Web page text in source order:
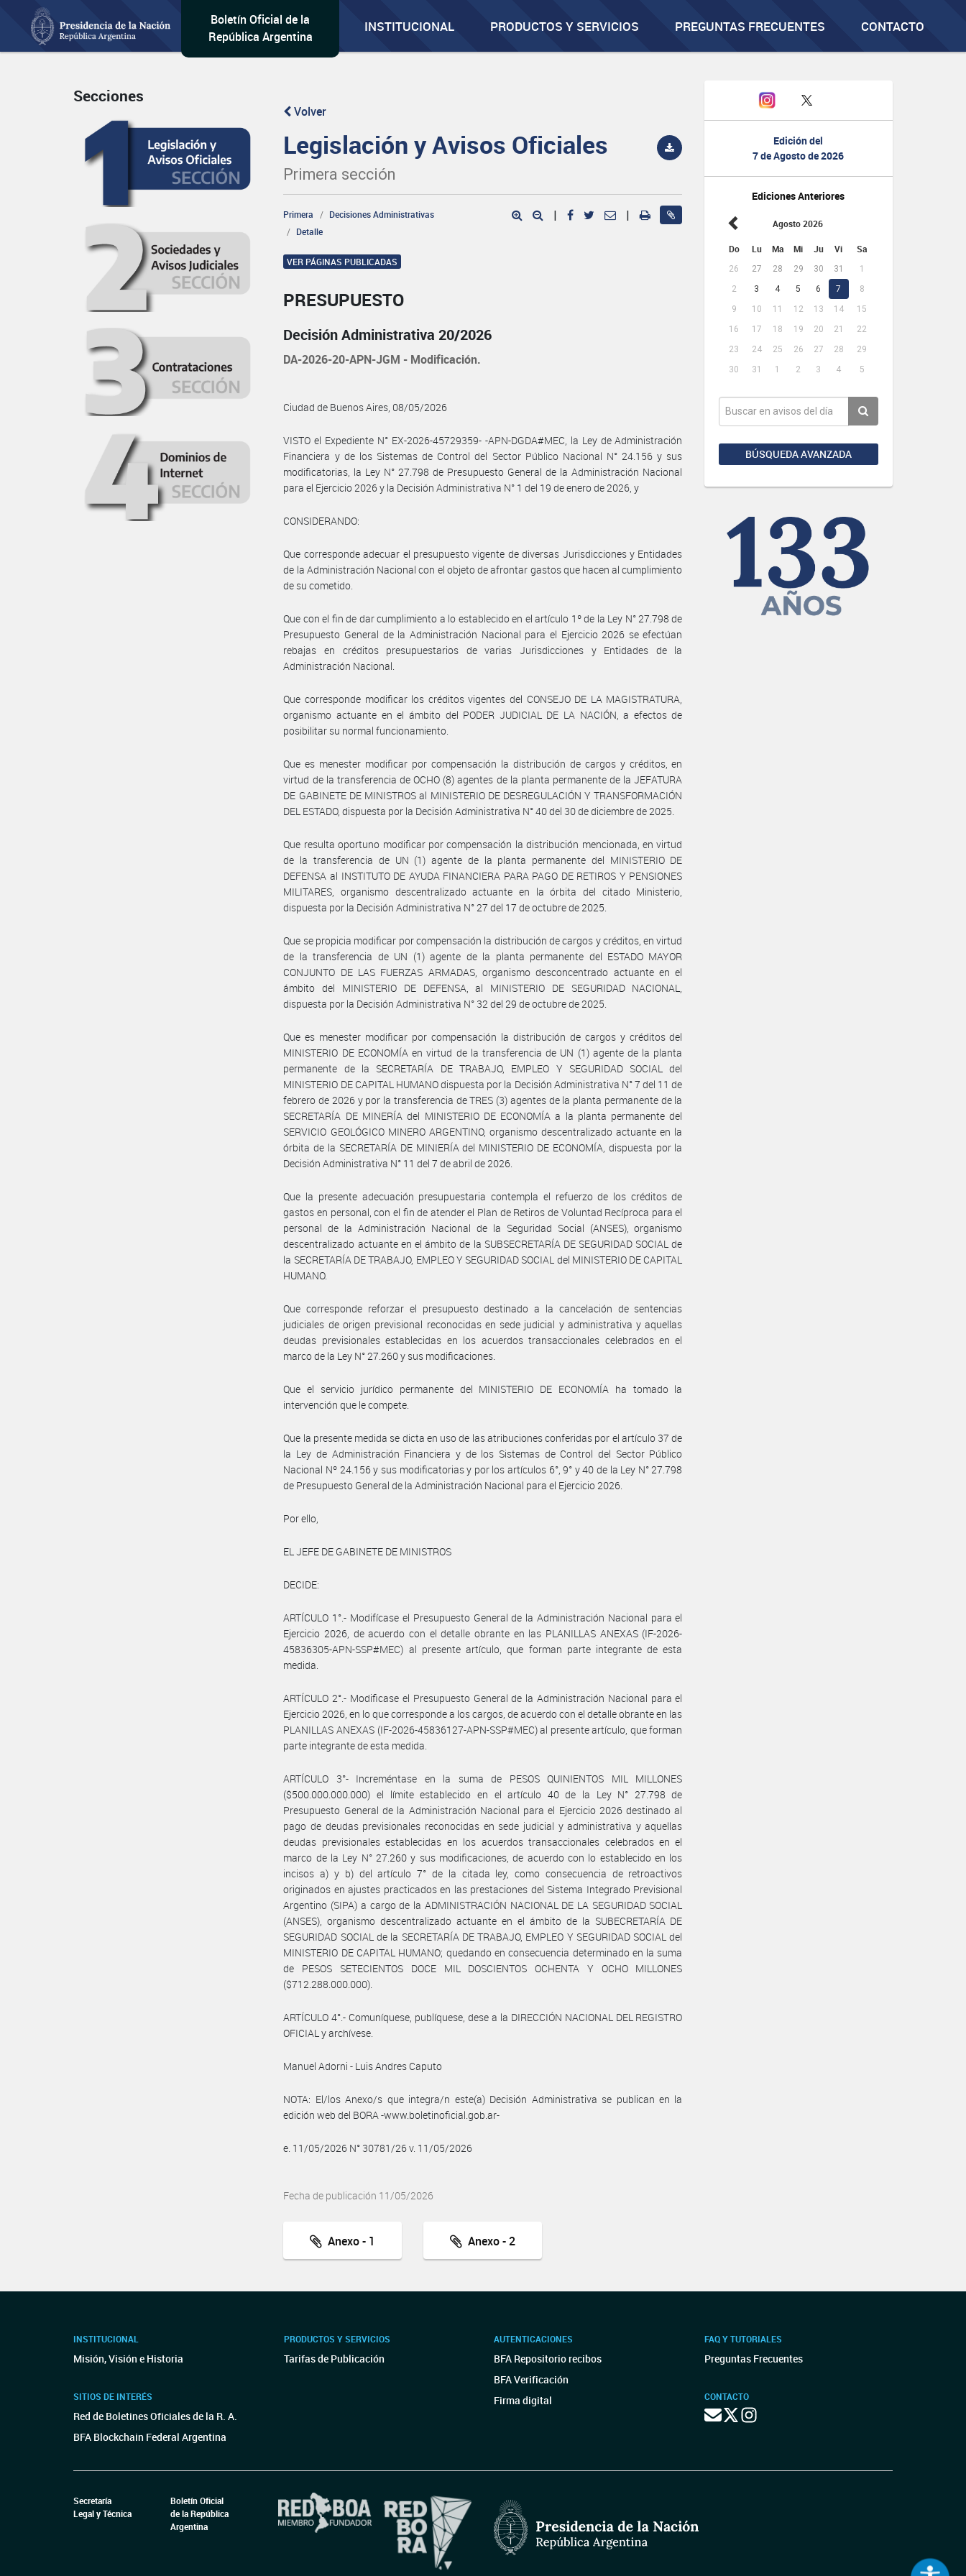
Boletín Oficial de la
República Argentina
INSTITUCIONAL PRODUCTOS Y SERVICIOS PREGUNTAS FRECUENTES CONTACTO
Edición del
7 de Agosto de 2026
Ediciones Anteriores
Agosto 2026
Do Lu Ma Mi Ju Vi Sa
26 27 28 29 30 31
1
2
3 4 5 6 7
8
9
10 11 12 13 14
15
16
17 18 19 20 21
22
23
24 25 26 27 28
29
30
31 1 2 3 4 5
BÚSQUEDA AVANZADA
Secciones
Volver
Legislación y Avisos Oficiales
Primera sección
Primera
Decisiones Administrativas
Detalle
| |
VER PÁGINAS PUBLICADAS
PRESUPUESTO
Decisión Administrativa 20/2026
DA-2026-20-APN-JGM - Modificación.
Ciudad de Buenos Aires, 08/05/2026
VISTO el Expediente N° EX-2026-45729359- -APN-DGDA#MEC, la Ley de Administración
Financiera y de los Sistemas de Control del Sector Público Nacional N° 24.156 y sus
modificatorias, la Ley N° 27.798 de Presupuesto General de la Administración Nacional
para el Ejercicio 2026 y la Decisión Administrativa N° 1 del 19 de enero de 2026, y
CONSIDERANDO:
Que corresponde adecuar el presupuesto vigente de diversas Jurisdicciones y Entidades
de la Administración Nacional con el objeto de afrontar gastos que hacen al cumplimiento
de su cometido.
Que con el fin de dar cumplimiento a lo establecido en el artículo 1º de la Ley N° 27.798 de
Presupuesto General de la Administración Nacional para el Ejercicio 2026 se efectúan
rebajas en créditos presupuestarios de varias Jurisdicciones y Entidades de la
Administración Nacional.
Que corresponde modificar los créditos vigentes del CONSEJO DE LA MAGISTRATURA,
organismo actuante en el ámbito del PODER JUDICIAL DE LA NACIÓN, a efectos de
posibilitar su normal funcionamiento.
Que es menester modificar por compensación la distribución de cargos y créditos, en
virtud de la transferencia de OCHO (8) agentes de la planta permanente de la JEFATURA
DE GABINETE DE MINISTROS al MINISTERIO DE DESREGULACIÓN Y TRANSFORMACIÓN
DEL ESTADO, dispuesta por la Decisión Administrativa N° 40 del 30 de diciembre de 2025.
Que resulta oportuno modificar por compensación la distribución mencionada, en virtud
de la transferencia de UN (1) agente de la planta permanente del MINISTERIO DE
DEFENSA al INSTITUTO DE AYUDA FINANCIERA PARA PAGO DE RETIROS Y PENSIONES
MILITARES, organismo descentralizado actuante en la órbita del citado Ministerio,
dispuesta por la Decisión Administrativa N° 27 del 17 de octubre de 2025.
Que se propicia modificar por compensación la distribución de cargos y créditos, en virtud
de la transferencia de UN (1) agente de la planta permanente del ESTADO MAYOR
CONJUNTO DE LAS FUERZAS ARMADAS, organismo desconcentrado actuante en el
ámbito del MINISTERIO DE DEFENSA, al MINISTERIO DE SEGURIDAD NACIONAL,
dispuesta por la Decisión Administrativa N° 32 del 29 de octubre de 2025.
Que es menester modificar por compensación la distribución de cargos y créditos del
MINISTERIO DE ECONOMÍA en virtud de la transferencia de UN (1) agente de la planta
permanente de la SECRETARÍA DE TRABAJO, EMPLEO Y SEGURIDAD SOCIAL del
MINISTERIO DE CAPITAL HUMANO dispuesta por la Decisión Administrativa N° 7 del 11 de
febrero de 2026 y por la transferencia de TRES (3) agentes de la planta permanente de la
SECRETARÍA DE MINERÍA del MINISTERIO DE ECONOMÍA a la planta permanente del
SERVICIO GEOLÓGICO MINERO ARGENTINO, organismo descentralizado actuante en la
órbita de la SECRETARÍA DE MINIERÍA del MINISTERIO DE ECONOMÍA, dispuesta por la
Decisión Administrativa N° 11 del 7 de abril de 2026.
Que la presente adecuación presupuestaria contempla el refuerzo de los créditos de
gastos en personal, con el fin de atender el Plan de Retiros de Voluntad Recíproca para el
personal de la Administración Nacional de la Seguridad Social (ANSES), organismo
descentralizado actuante en el ámbito de la SUBSECRETARÍA DE SEGURIDAD SOCIAL de
la SECRETARÍA DE TRABAJO, EMPLEO Y SEGURIDAD SOCIAL del MINISTERIO DE CAPITAL
HUMANO.
Que corresponde reforzar el presupuesto destinado a la cancelación de sentencias
judiciales de origen previsional reconocidas en sede judicial y administrativa y aquellas
deudas previsionales establecidas en los acuerdos transaccionales celebrados en el
marco de la Ley N° 27.260 y sus modificaciones.
Que el servicio jurídico permanente del MINISTERIO DE ECONOMÍA ha tomado la
intervención que le compete.
Que la presente medida se dicta en uso de las atribuciones conferidas por el artículo 37 de
la Ley de Administración Financiera y de los Sistemas de Control del Sector Público
Nacional Nº 24.156 y sus modificatorias y por los artículos 6°, 9° y 40 de la Ley N° 27.798
de Presupuesto General de la Administración Nacional para el Ejercicio 2026.
Por ello,
EL JEFE DE GABINETE DE MINISTROS
DECIDE:
ARTÍCULO 1°.- Modifícase el Presupuesto General de la Administración Nacional para el
Ejercicio 2026, de acuerdo con el detalle obrante en las PLANILLAS ANEXAS (IF-2026-
45836305-APN-SSP#MEC) al presente artículo, que forman parte integrante de esta
medida.
ARTÍCULO 2°.- Modificase el Presupuesto General de la Administración Nacional para el
Ejercicio 2026, en lo que corresponde a los cargos, de acuerdo con el detalle obrante en las
PLANILLAS ANEXAS (IF-2026-45836127-APN-SSP#MEC) al presente artículo, que forman
parte integrante de esta medida.
ARTÍCULO 3°- Increméntase en la suma de PESOS QUINIENTOS MIL MILLONES
($500.000.000.000) el límite establecido en el artículo 40 de la Ley N° 27.798 de
Presupuesto General de la Administración Nacional para el Ejercicio 2026 destinado al
pago de deudas previsionales reconocidas en sede judicial y administrativa y aquellas
deudas previsionales establecidas en los acuerdos transaccionales celebrados en el
marco de la Ley N° 27.260 y sus modificaciones, de acuerdo con lo establecido en los
incisos a) y b) del artículo 7° de la citada ley, como consecuencia de retroactivos
originados en ajustes practicados en las prestaciones del Sistema Integrado Previsional
Argentino (SIPA) a cargo de la ADMINISTRACIÓN NACIONAL DE LA SEGURIDAD SOCIAL
(ANSES), organismo descentralizado actuante en el ámbito de la SUBECRETARÍA DE
SEGURIDAD SOCIAL de la SECRETARÍA DE TRABAJO, EMPLEO Y SEGURIDAD SOCIAL del
MINISTERIO DE CAPITAL HUMANO; quedando en consecuencia determinado en la suma
de PESOS SETECIENTOS DOCE MIL DOSCIENTOS OCHENTA Y OCHO MILLONES
($712.288.000.000).
ARTÍCULO 4°.- Comuníquese, publíquese, dese a la DIRECCIÓN NACIONAL DEL REGISTRO
OFICIAL y archívese.
Manuel Adorni - Luis Andres Caputo
NOTA: El/los Anexo/s que integra/n este(a) Decisión Administrativa se publican en la
edición web del BORA -www.boletinoficial.gob.ar-
e. 11/05/2026 N° 30781/26 v. 11/05/2026
Fecha de publicación 11/05/2026
Anexo - 1 Anexo - 2
INSTITUCIONAL
Misión, Visión e Historia
SITIOS DE INTERÉS
Red de Boletines Oficiales de la R. A.
BFA Blockchain Federal Argentina
PRODUCTOS Y SERVICIOS
Tarifas de Publicación
AUTENTICACIONES
BFA Repositorio recibos
BFA Verificación
Firma digital
FAQ Y TUTORIALES
Preguntas Frecuentes
CONTACTO
Secretaría
Legal y Técnica
Boletín Oficial
de la República
Argentina